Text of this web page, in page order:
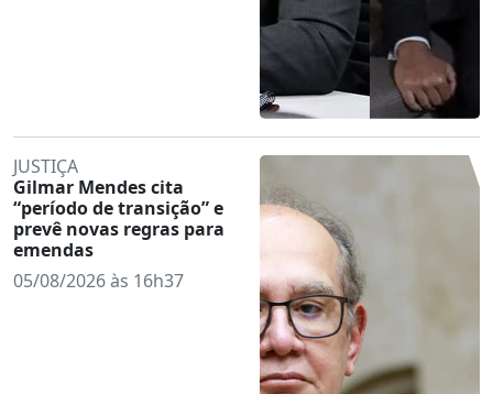
JUSTIÇA
Gilmar Mendes cita
“período de transição” e
prevê novas regras para
emendas
05/08/2026 às 16h37